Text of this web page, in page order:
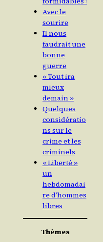
Avec le
sourire
Il nous
faudrait une
bonne
guerre
« Tout ira
mieux
demain »
Quelques
considératio
ns sur le
crime et les
criminels
« Liberté »
un
hebdomadai
re d’hommes
libres
Thèmes